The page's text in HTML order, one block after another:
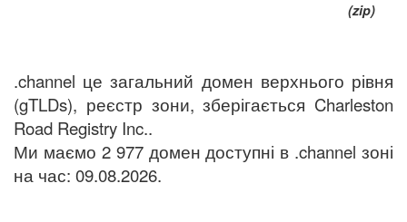
(zip)
.channel це загальний домен верхнього рівня
(gTLDs), реєстр зони, зберігається Charleston
Road Registry Inc..
Ми маємо 2 977 домен доступні в .channel зоні
на час: 09.08.2026.